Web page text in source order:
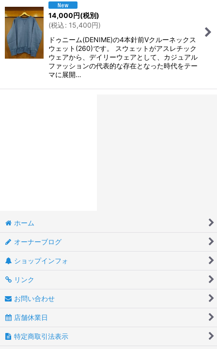
14,000円(税別)
(税込: 15,400円)
ドゥニーム(DENIME)の4本針前Vクルーネックス
ウェット(260)です。 スウェットがアスレチック
ウェアから、デイリーウェアとして、カジュアル
ファッションの代表的な存在となった時代をテー
マに展開…
ホーム
オーナーブログ
ショップインフォ
リンク
お問い合わせ
店舗休業日
特定商取引法表示